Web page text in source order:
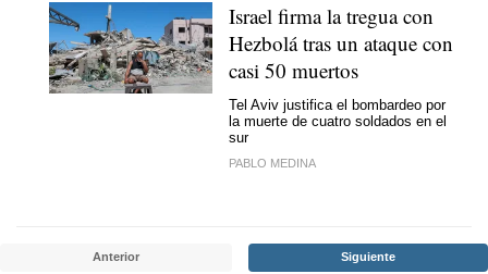
Israel firma la tregua con
Hezbolá tras un ataque con
casi 50 muertos
Tel Aviv justifica el bombardeo por
la muerte de cuatro soldados en el
sur
PABLO MEDINA
Anterior Siguiente